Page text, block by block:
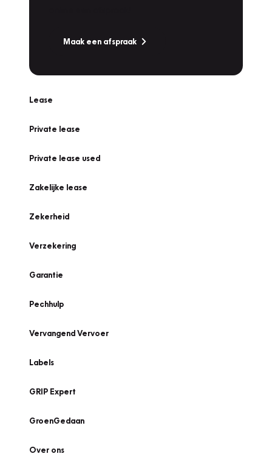
Maak een afspraak
Lease
Private lease
Private lease used
Zakelijke lease
Zekerheid
Verzekering
Garantie
Pechhulp
Vervangend Vervoer
Labels
GRIP Expert
GroenGedaan
Over ons